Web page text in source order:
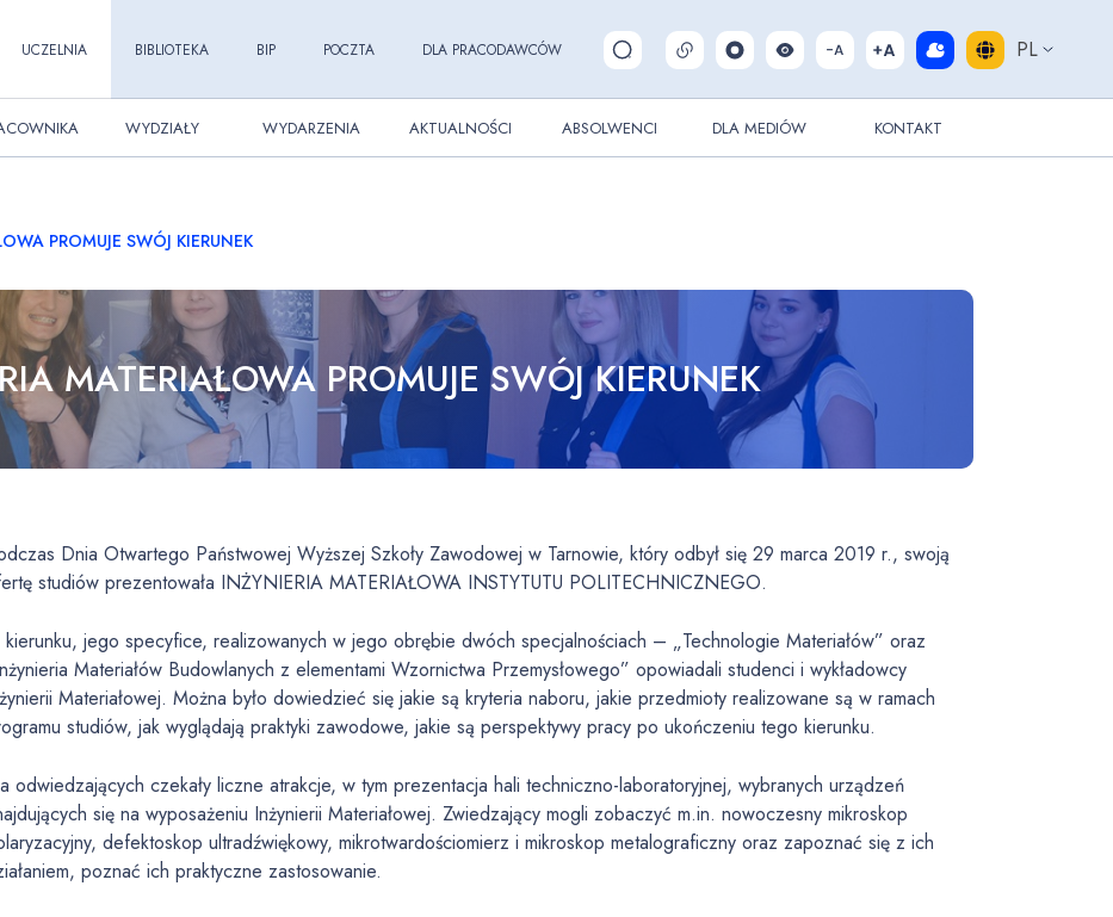
UCZELNIA BIBLIOTEKA BIP POCZTA DLA PRACODAWCÓW Pokaż/ukryj wyszukiwarkę PL
WYDZIAŁY WYDARZENIA AKTUALNOŚCI ABSOLWENCI DLA MEDIÓW KONTAKT
PROMUJE SWÓJ KIERUNEK
MATERIAŁOWA PROMUJE SWÓJ KIERUNEK
Dnia Otwartego Państwowej Wyższej Szkoły Zawodowej w Tarnowie, który odbył się 29 marca 2019 r., swoją
studiów prezentowała INŻYNIERIA MATERIAŁOWA INSTYTUTU POLITECHNICZNEGO.
jego specyfice, realizowanych w jego obrębie dwóch specjalnościach – „Technologie Materiałów” oraz
Materiałów Budowlanych z elementami Wzornictwa Przemysłowego” opowiadali studenci i wykładowcy
Materiałowej. Można było dowiedzieć się jakie są kryteria naboru, jakie przedmioty realizowane są w ramach
studiów, jak wyglądają praktyki zawodowe, jakie są perspektywy pracy po ukończeniu tego kierunku.
odwiedzających czekały liczne atrakcje, w tym prezentacja hali techniczno-laboratoryjnej, wybranych urządzeń
się na wyposażeniu Inżynierii Materiałowej. Zwiedzający mogli zobaczyć m.in. nowoczesny mikroskop
defektoskop ultradźwiękowy, mikrotwardościomierz i mikroskop metalograficzny oraz zapoznać się z ich
poznać ich praktyczne zastosowanie.